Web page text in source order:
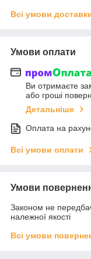
Всі умови
Умови оплати
Ви отримаєте
або гроші
Детальніше
Оплата на
Всі умови оплати
Умови
Законом не
належної якості
Всі умови